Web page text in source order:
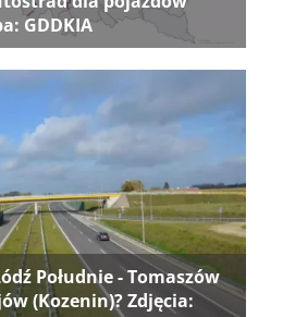
GDDKIA
Południe - Tomaszów
(Kozenin)? Zdjęcia: